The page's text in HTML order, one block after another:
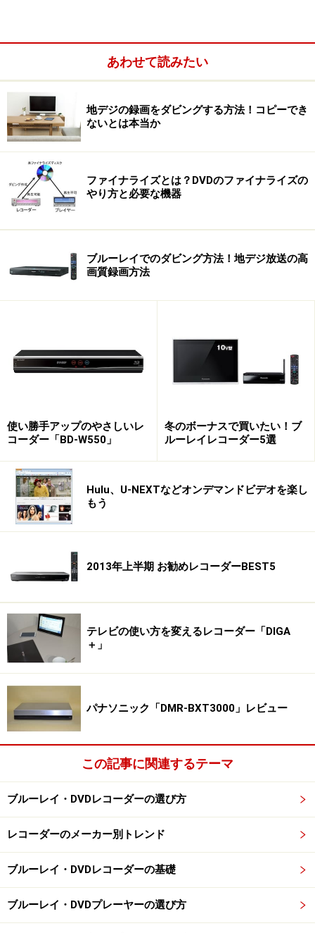
い。
あわせて読みたい
地デジの録画をダビングする方法！コピーでき
ないとは本当か
ファイナライズとは？DVDのファイナライズの
やり方と必要な機器
ブルーレイでのダビング方法！地デジ放送の高
画質録画方法
使い勝手アップのやさしいレ
コーダー「BD-W550」
冬のボーナスで買いたい！ブ
ルーレイレコーダー5選
Hulu、U-NEXTなどオンデマンドビデオを楽し
もう
2013年上半期 お勧めレコーダーBEST5
テレビの使い方を変えるレコーダー「DIGA
＋」
パナソニック「DMR-BXT3000」レビュー
この記事に関連するテーマ
ブルーレイ・DVDレコーダーの選び方
レコーダーのメーカー別トレンド
ブルーレイ・DVDレコーダーの基礎
ブルーレイ・DVDプレーヤーの選び方